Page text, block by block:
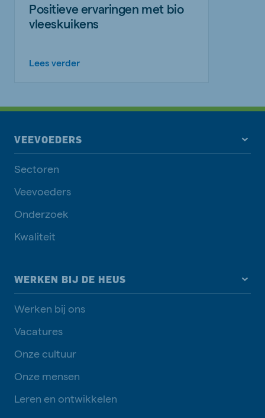
Positieve ervaringen met bio
vleeskuikens
Lees verder
VEEVOEDERS
Sectoren
Veevoeders
Onderzoek
Kwaliteit
WERKEN BIJ DE HEUS
Werken bij ons
Vacatures
Onze cultuur
Onze mensen
Leren en ontwikkelen